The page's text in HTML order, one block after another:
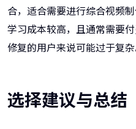
合，适合需要进行综合视频
学习成本较高，且通常需要
修复的用户来说可能过于复杂
选择建议与总结